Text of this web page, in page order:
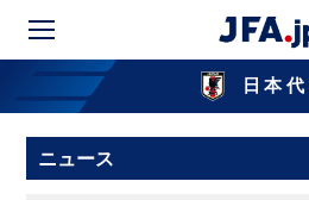
日本
ニュース